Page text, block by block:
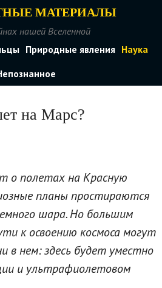
МАТЕРИАЛЫ
нашей Вселенной
Природные явления Наука
на Марс?
о полетах на Красную
планы простираются
шара. Но большим
к освоению космоса могут
в нем: здесь будет уместно
и ультрафиолетовом